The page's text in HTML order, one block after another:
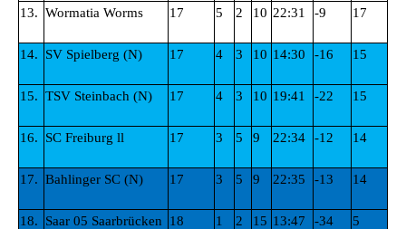
13. Wormatia Worms 17 5 2 10 22:31 -9 17
14. SV Spielberg (N) 17 4 3 10 14:30 -16 15
15. TSV Steinbach (N) 17 4 3 10 19:41 -22 15
16. SC Freiburg ll 17 3 5 9 22:34 -12 14
17. Bahlinger SC (N) 17 3 5 9 22:35 -13 14
18.
Saar 05 Saarbrücken
18 1 2 15 13:47 -34 5